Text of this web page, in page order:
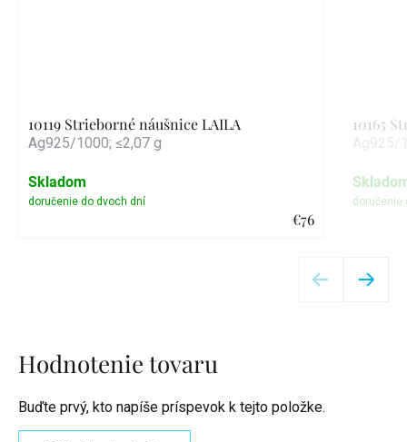
10119 Strieborné náušnice LAILA
Ag925/1000; ≤2,07 g
€76
Skladom
10165
Hodnotenie tovaru
Buďte prvý, kto napíše príspevok k tejto položke.